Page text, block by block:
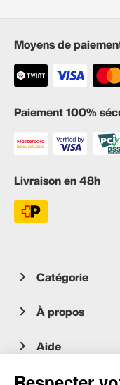
Moyens de
Paiement 100%
Livraison en 48h
Catégorie
À propos
Aide
Service client